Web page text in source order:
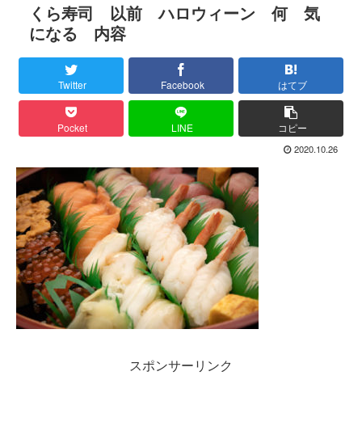
くら寿司 以前 ハロウィーン 何 気
になる 内容
Twitter Facebook はてブ
Pocket LINE コピー
2020.10.26
スポンサーリンク